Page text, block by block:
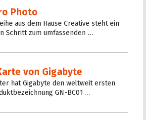
Photo
aus dem Hause Creative steht ein
Schritt zum umfassenden …
von Gigabyte
hat Gigabyte den weltweit ersten
GN-BC01 …